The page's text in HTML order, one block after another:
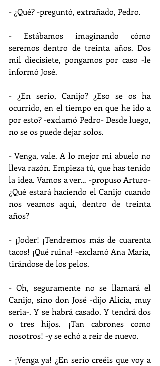
- ¿Qué? -preguntó, extrañado, Pedro.
- Estábamos imaginando cómo
seremos dentro de treinta años. Dos
mil diecisiete, pongamos por caso -le
informó José.
- ¿En serio, Canijo? ¿Eso se os ha
ocurrido, en el tiempo en que he ido a
por esto? -exclamó Pedro- Desde luego,
no se os puede dejar solos.
- Venga, vale. A lo mejor mi abuelo no
lleva razón. Empieza tú, que has tenido
la idea. Vamos a ver… -propuso Arturo-
¿Qué estará haciendo el Canijo cuando
nos veamos aquí, dentro de treinta
años?
- ¡Joder! ¡Tendremos más de cuarenta
tacos! ¡Qué ruina! -exclamó Ana María,
tirándose de los pelos.
- Oh, seguramente no se llamará el
Canijo, sino don José -dijo Alicia, muy
seria-. Y se habrá casado. Y tendrá dos
o tres hijos. ¡Tan cabrones como
nosotros! -y se echó a reír de nuevo.
- ¡Venga ya! ¿En serio creéis que voy a